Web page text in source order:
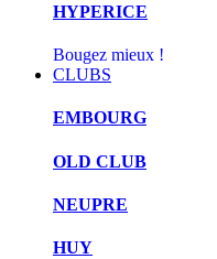
HYPERICE
Bougez mieux !
CLUBS
EMBOURG
OLD CLUB
NEUPRE
HUY